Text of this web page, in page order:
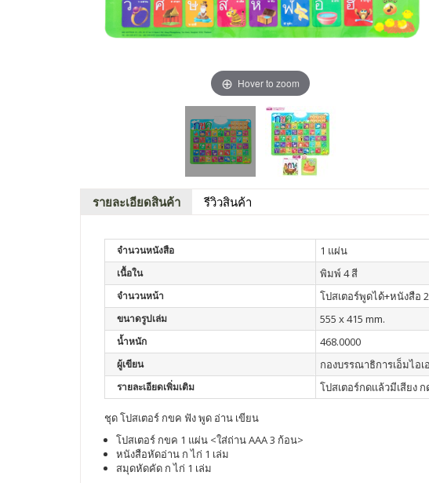
Hover to zoom
รายละเอียดสินค้า รีวิวสินค้า
จำนวนหนังสือ 1 แผ่น
เนื้อใน พิมพ์ 4 สี
จำนวนหน้า โปสเตอร์พูดได้+หนังสือ
ขนาดรูปเล่ม 555 x 415 mm.
น้ำหนัก 468.0000
ผู้เขียน กองบรรณาธิการเอ็มไอเ
รายละเอียดเพิ่มเติม โปสเตอร์กดเเล้วมีเสียง
ชุด โปสเตอร์ กขค ฟัง พูด อ่าน เขียน
โปสเตอร์ กขค 1 แผ่น <ใส่ถ่าน AAA 3 ก้อน>
หนังสือหัดอ่าน ก ไก่ 1 เล่ม
สมุดหัดคัด ก ไก่ 1 เล่ม